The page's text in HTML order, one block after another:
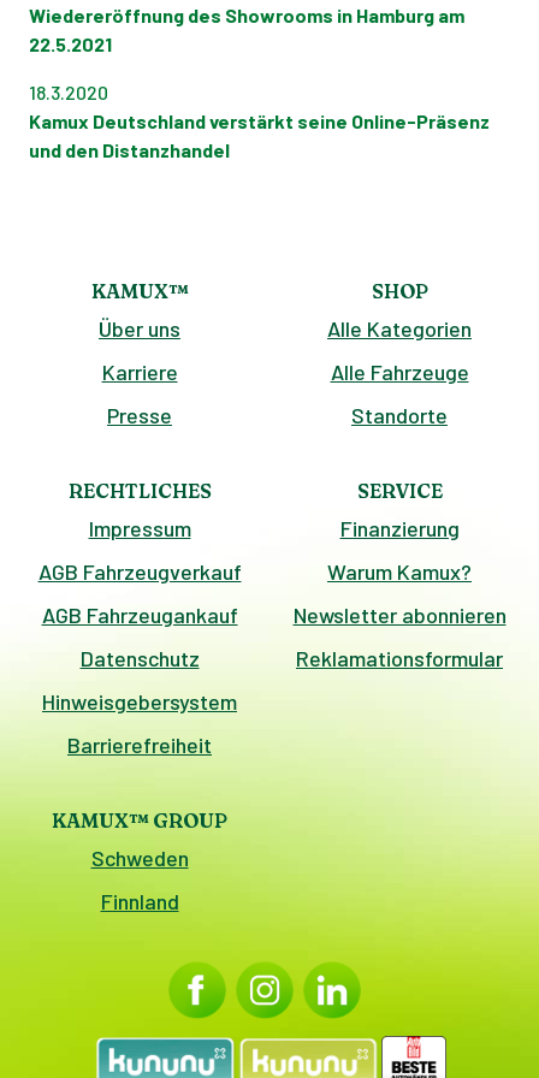
Insgesamt gilt: Auf richtige
Autopflegeprodukte zurückzugreifen ist
eine professionelle Ausbesserung, da jeder
dir am besten einen Kostenvoranschlag ein
und entscheide dann, ob sich die Reparatur für
Wiedereröffnung des Showrooms in Hamburg am
22.5.2021
18.3.2020
Kamux Deutschland verstärkt seine Online-Präsenz
und den Distanzhandel
KAMUX™
Über uns
Karriere
Presse
SHOP
Alle Kategorien
Alle Fahrzeuge
Standorte
RECHTLICHES
Impressum
AGB Fahrzeugverkauf
AGB Fahrzeugankauf
Datenschutz
Hinweisgebersystem
Barrierefreiheit
SERVICE
Finanzierung
Warum Kamux?
Newsletter abonnieren
Reklamationsformular
KAMUX™ GROUP
Schweden
Finnland